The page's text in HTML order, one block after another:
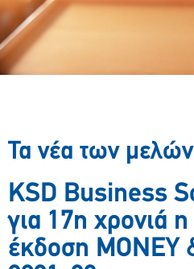
Τα νέα των
KSD Business
για 17η χρονιά η
έκδοση